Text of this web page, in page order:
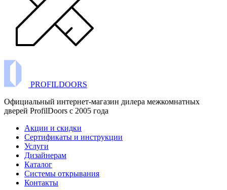
PROFILDOORS
Официальный интернет-магазин дилера межкомнатных
дверей ProfilDoors c 2005 года
Акции и скидки
Сертификаты и инструкции
Услуги
Дизайнерам
Каталог
Системы открывания
Контакты